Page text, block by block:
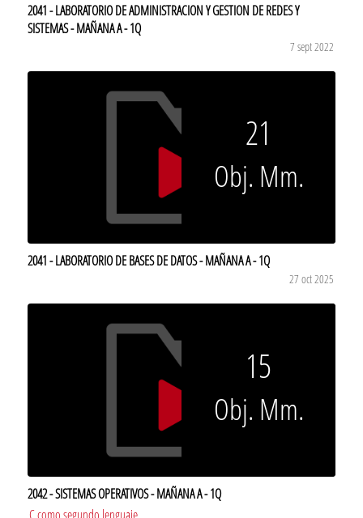
2041 - LABORATORIO DE ADMINISTRACION Y GESTION DE REDES Y
SISTEMAS - MAÑANA A - 1Q
7 sept 2022
21
Obj. Mm.
2041 - LABORATORIO DE BASES DE DATOS - MAÑANA A - 1Q
27 oct 2025
15
Obj. Mm.
2042 - SISTEMAS OPERATIVOS - MAÑANA A - 1Q